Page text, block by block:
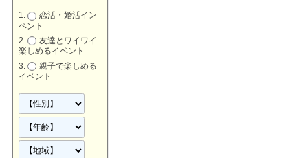
恋活・婚活イン
ベント
友達とワイワイ
楽しめるイベント
親子で楽しめる
イベント